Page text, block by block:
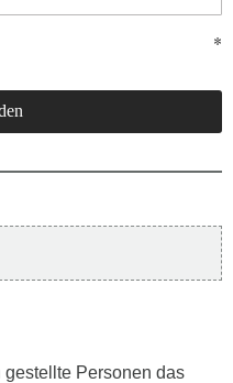
Personen das